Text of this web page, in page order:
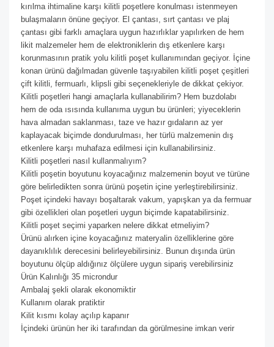
kırılma ihtimaline karşı kilitli poşetlere konulması istenmeyen
bulaşmaların önüne geçiyor. El çantası, sırt çantası ve plaj
çantası gibi farklı amaçlara uygun hazırlıklar yapılırken de hem
likit malzemeler hem de elektroniklerin dış etkenlere karşı
korunmasının pratik yolu kilitli poşet kullanımından geçiyor. İçine
konan ürünü dağılmadan güvenle taşıyabilen kilitli poşet çeşitleri
çift kilitli, fermuarlı, klipsli gibi seçenekleriyle de dikkat çekiyor.
Kilitli poşetleri hangi amaçlarla kullanabilirim? Hem buzdolabı
hem de oda ısısında kullanıma uygun bu ürünleri; yiyeceklerin
hava almadan saklanması, taze ve hazır gıdaların az yer
kaplayacak biçimde dondurulması, her türlü malzemenin dış
etkenlere karşı muhafaza edilmesi için kullanabilirsiniz.
Kilitli poşetleri nasıl kullanmalıyım?
Kilitli poşetin boyutunu koyacağınız malzemenin boyut ve türüne
göre belirledikten sonra ürünü poşetin içine yerleştirebilirsiniz.
Poşet içindeki havayı boşaltarak vakum, yapışkan ya da fermuar
gibi özellikleri olan poşetleri uygun biçimde kapatabilirsiniz.
Kilitli poşet seçimi yaparken nelere dikkat etmeliyim?
Ürünü alırken içine koyacağınız materyalin özelliklerine göre
dayanıklılık derecesini belirleyebilirsiniz. Bunun dışında ürün
boyutunu ölçüp aldığınız ölçülere uygun sipariş verebilirsiniz
Ürün Kalınlığı 35 microndur
Ambalaj şekli olarak ekonomiktir
Kullanım olarak pratiktir
Kilit kısmı kolay açılıp kapanır
İçindeki ürünün her iki tarafından da görülmesine imkan verir